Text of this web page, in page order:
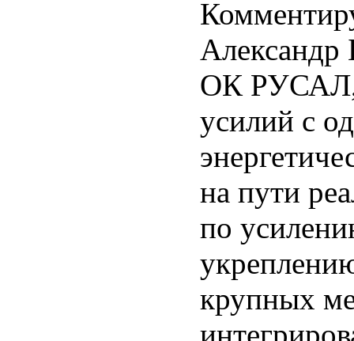
Александр
ОК РУСАЛ,
усилий с
на пути
по
крупных